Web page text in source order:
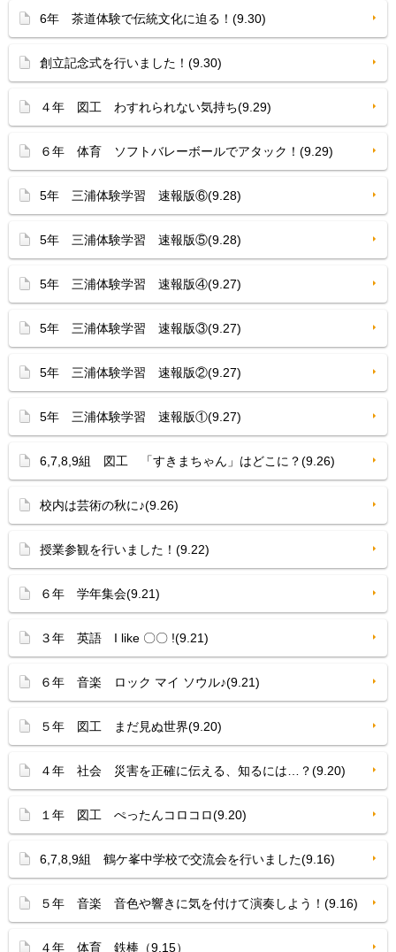
6年 茶道体験で伝統文化に迫る！(9.30)
創立記念式を行いました！(9.30)
４年 図工 わすれられない気持ち(9.29)
６年 体育 ソフトバレーボールでアタック！(9.29)
5年 三浦体験学習 速報版⑥(9.28)
5年 三浦体験学習 速報版⑤(9.28)
5年 三浦体験学習 速報版④(9.27)
5年 三浦体験学習 速報版③(9.27)
5年 三浦体験学習 速報版②(9.27)
5年 三浦体験学習 速報版①(9.27)
6,7,8,9組 図工 「すきまちゃん」はどこに？(9.26)
校内は芸術の秋に♪(9.26)
授業参観を行いました！(9.22)
６年 学年集会(9.21)
３年 英語 I like 〇〇 !(9.21)
６年 音楽 ロック マイ ソウル♪(9.21)
５年 図工 まだ見ぬ世界(9.20)
４年 社会 災害を正確に伝える、知るには…？(9.20)
１年 図工 ぺったんコロコロ(9.20)
6,7,8,9組 鶴ケ峯中学校で交流会を行いました(9.16)
５年 音楽 音色や響きに気を付けて演奏しよう！(9.16)
４年 体育 鉄棒（9.15）